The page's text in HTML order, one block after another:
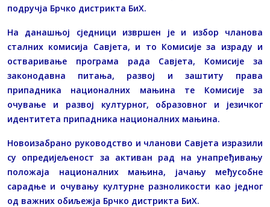
подручја Брчко дистрикта БиХ.
На данашњој сједници извршен је и избор чланова
сталних комисија Савјета, и то Комисије за израду и
остваривање програма рада Савјета, Комисије за
законодавна питања, развој и заштиту права
припадника националних мањина те Комисије за
очување и развој културног, образовног и језичког
идентитета припадника националних мањина.
Новоизабрано руководство и чланови Савјета изразили
су опредијељеност за активан рад на унапређивању
положаја националних мањина, јачању међусобне
сарадње и очувању културне разноликости као једног
од важних обиљежја Брчко дистрикта БиХ.